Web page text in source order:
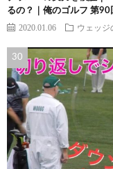
るの？｜俺のゴルフ 第90
2020.01.06 ウェッジ